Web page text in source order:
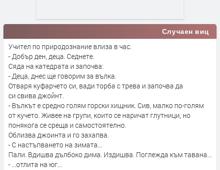
Случаен виц
Учител по природознание влиза в час.
- Добър ден, деца. Седнете.
Сяда на катедрата и започва:
- Деца, днес ще говорим за вълка.
Отваря куфарчето си, вади торба с трева и започва да
си свива джойнт.
- Вълкът е средно голям горски хищник. Сив, малко по-голям
от кучето. Живее на групи, които се наричат глутници, но
понякога се среща и самостоятелно.
Облизва джоинта и го захапва.
- С настъпването на зимата...
Пали. Вдишва дълбоко дима. Издишва. Поглежда към тавана...
- ...отлита на юг...